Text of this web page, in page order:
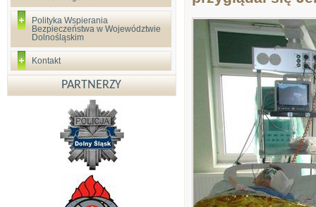
Polityka Wspierania
Bezpieczeństwa w Województwie
Dolnośląskim
Kontakt
PARTNERZY